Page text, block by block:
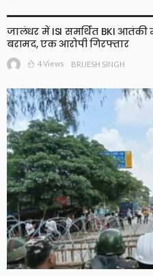
जालंधर में ISI समर्थित BKI आतंकी
बरामद, एक आरोपी गिरफ्तार
4 Views BRIJESH SINGH